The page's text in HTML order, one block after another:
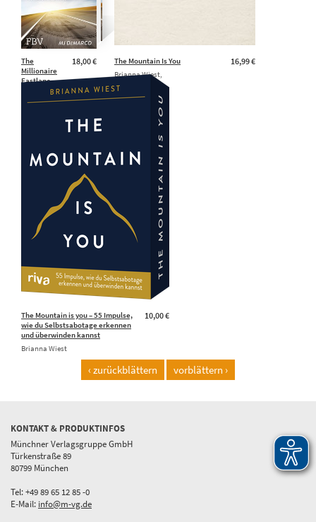
18,00 €
The
Millionaire
Fastlane
MJ DeMarco
16,99 €
The Mountain Is You
Brianna Wiest,
Ulrike Kapfer,
Renate Graßtat
10,00 €
The Mountain is you – 55 Impulse,
wie du Selbstsabotage erkennen
und überwinden kannst
Brianna Wiest
‹ zurückblättern vorblättern ›
KONTAKT & PRODUKTINFOS
Münchner Verlagsgruppe GmbH
Türkenstraße 89
80799 München
Tel: +49 89 65 12 85 -0
E-Mail: info@m-vg.de